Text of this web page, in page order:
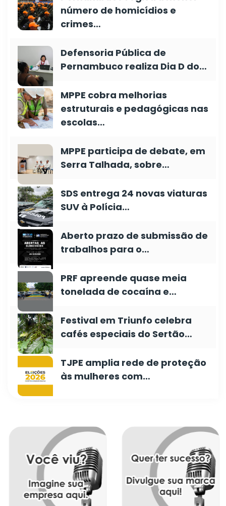
número de homicídios e
crimes…
Defensoria Pública de
Pernambuco realiza Dia D do…
MPPE cobra melhorias
estruturais e pedagógicas nas
escolas…
MPPE participa de debate, em
Serra Talhada, sobre…
SDS entrega 24 novas viaturas
SUV à Polícia…
Aberto prazo de submissão de
trabalhos para o…
PRF apreende quase meia
tonelada de cocaína e…
Festival em Triunfo celebra
cafés especiais do Sertão…
TJPE amplia rede de proteção
às mulheres com…